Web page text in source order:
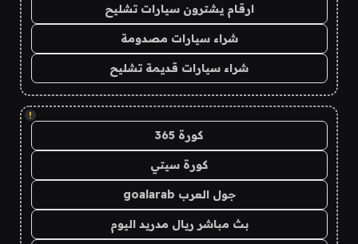
ارقام يشترون سيارات تشليح
شراء سيارات مصدومة
شراء سيارات قديمة تشليح
!
كورة 365
كورة سيتي
جول العرب goalarab
بث مباشر ريال مدريد اليوم